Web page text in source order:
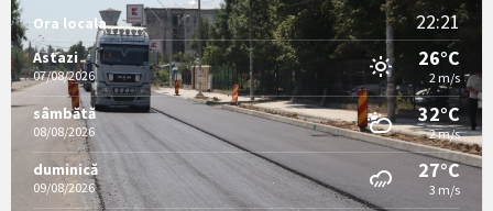
Ora locala 22:21
Astazi
07/08/2026
26°C
2 m/s
sâmbătă
08/08/2026
32°C
2 m/s
duminică
09/08/2026
27°C
3 m/s